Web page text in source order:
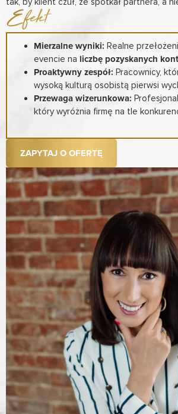
Efekt
Mierzalne wyniki: Realne
evencie na liczbę pozyskanych
Proaktywny zespół: Pracownicy,
wysoką kulturą osobistą pierwsi
Przewaga wizerunkowa:
który wyróżnia firmę na tle
ZAPYTAJ O OFERTĘ